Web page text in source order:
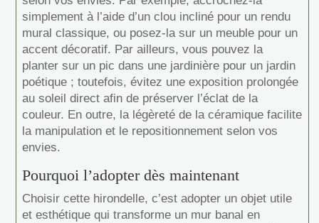
simplement à l’aide d’un clou incliné pour un rendu
mural classique, ou posez-la sur un meuble pour un
accent décoratif. Par ailleurs, vous pouvez la
planter sur un pic dans une jardinière pour un jardin
poétique ; toutefois, évitez une exposition prolongée
au soleil direct afin de préserver l’éclat de la
couleur. En outre, la légèreté de la céramique facilite
la manipulation et le repositionnement selon vos
envies.
Pourquoi l’adopter dès maintenant
Choisir cette hirondelle, c’est adopter un objet utile
et esthétique qui transforme un mur banal en